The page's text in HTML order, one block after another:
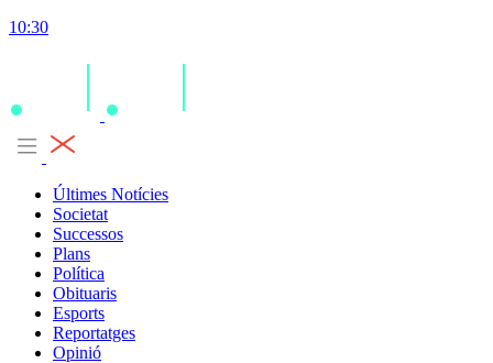
10:30
Últimes Notícies
Societat
Successos
Plans
Política
Obituaris
Esports
Reportatges
Opinió